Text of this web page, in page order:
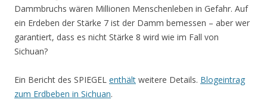
Dammbruchs wären Millionen Menschenleben in Gefahr. Auf
ein Erdeben der Stärke 7 ist der Damm bemessen – aber wer
garantiert, dass es nicht Stärke 8 wird wie im Fall von
Sichuan?
Ein Bericht des SPIEGEL enthält weitere Details. Blogeintrag
zum Erdbeben in Sichuan.